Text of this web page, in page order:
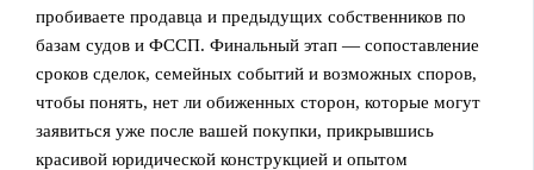
пробиваете продавца и предыдущих собственников по
базам судов и ФССП. Финальный этап — сопоставление
сроков сделок, семейных событий и возможных споров,
чтобы понять, нет ли обиженных сторон, которые могут
заявиться уже после вашей покупки, прикрывшись
красивой юридической конструкцией и опытом